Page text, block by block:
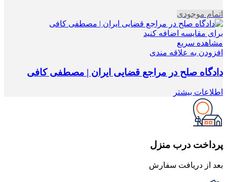
اتمام موجودی
برای مقایسه اضافه کنید
مشاهده سریع
افزودن به علاقه مندی
دادگاه صلح در مراجع قضایی ایران | مصطفی کافی
اطلاعات بیشتر
پرداخت درب منزل
بعد از دریافت سفارش